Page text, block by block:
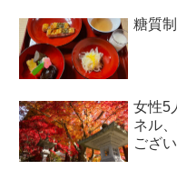
糖質
女性5
ネル
ござ